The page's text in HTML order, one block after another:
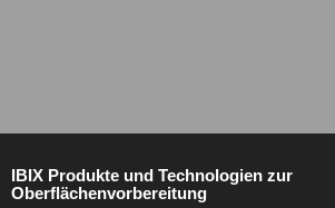
IBIX Produkte und Technologien zur
Oberflächenvorbereitung